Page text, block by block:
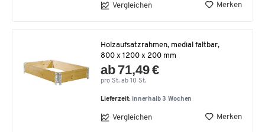
Vergleichen Merken
Holzaufsatzrahmen, medial faltbar,
800 x 1200 x 200 mm
ab 71,49 €
pro St. ab 10 St.
Lieferzeit: innerhalb 3 Wochen
Vergleichen Merken